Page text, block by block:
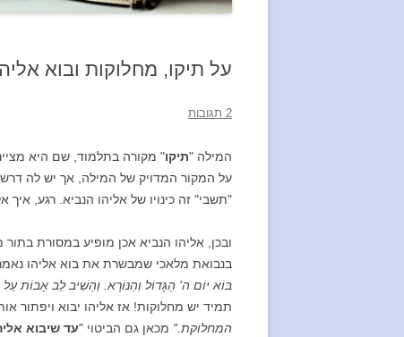
על תיקו, מחלוקות ובוא
2 תגובות
המילה "תיקו" מקורה בתלמוד, שם היא
על המקור המדויק של המילה, אך יש לה
"תשבי" זה כינויו של אליהו הנביא. רגע, איך
ובכן, אליהו הנביא אכן מופיע במסורת
בנבואת מלאכי שמבשרת את בוא אליהו
בּוֹא יוֹם ה' הַגָּדוֹל וְהַנּוֹרָא. וְהֵשִׁיב לֵב אָבוֹת
תמיד יש מחלוקות! אז אליהו יבוא ויפתור
המחלוקת." מכאן גם הביטוי "עד שיבוא